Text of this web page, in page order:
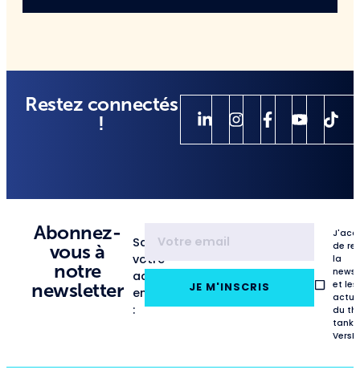
Restez connectés
!
Abonnez-
vous à
notre
newsletter
Saisissez
votre
adresse
email
:
JE M'INSCRIS
de
la
et les
du
tank